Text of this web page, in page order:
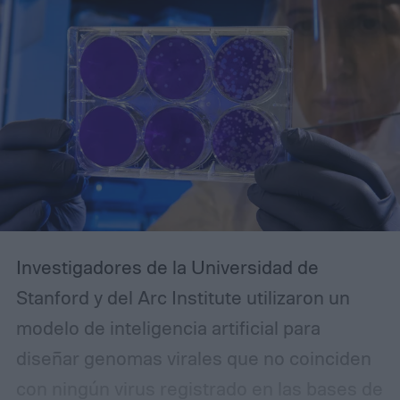
fuertes, Firefox te da más control mientras
te mantiene fuera del ecosistema
Chromium, y Edge presenta un argumento
especialmente sólido en Windows.
Investigadores de la Universidad de
Stanford y del Arc Institute utilizaron un
modelo de inteligencia artificial para
diseñar genomas virales que no coinciden